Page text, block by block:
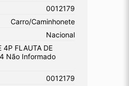
0012179
Carro/Caminhonete
Nacional
4P FLAUTA DE
Não Informado
0012179